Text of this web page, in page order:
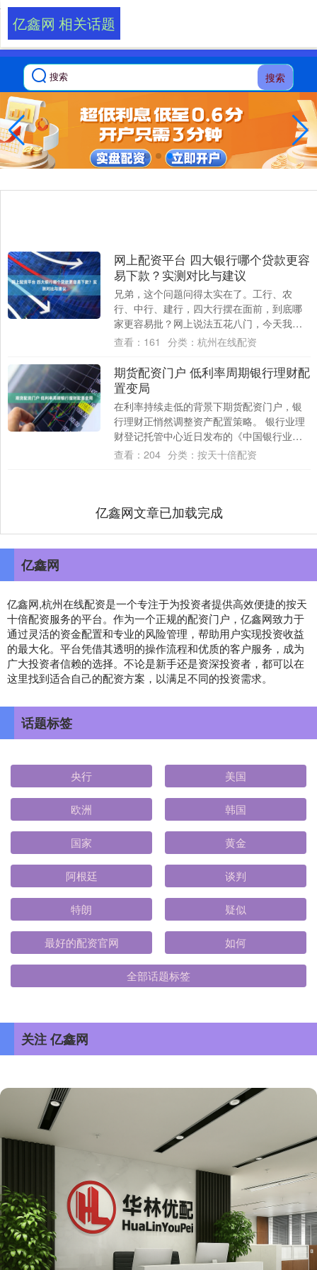
-->
搜索
亿鑫网 相关话题
网上配资平台 四大银行哪个贷款更容
易下款？实测对比与建议
兄弟，这个问题问得太实在了。工行、农
行、中行、建行，四大行摆在面前，到底哪
家更容易批？网上说法五花八门，今天我直
接用最新信息给你掰扯清楚——没有绝对
查看： 161 分类： 杭州在线配资
期货配资门户 低利率周期银行理财配
置变局
在利率持续走低的背景下期货配资门户，银
行理财正悄然调整资产配置策略。 银行业理
财登记托管中心近日发布的《中国银行业理
财市场半年报告（2025年上）》显示，上半
查看： 204 分类： 按天十倍配资
亿鑫网文章已加载完成
亿鑫网
亿鑫网,杭州在线配资是一个专注于为投资者提供高效便捷的按天
十倍配资服务的平台。作为一个正规的配资门户，亿鑫网致力于
通过灵活的资金配置和专业的风险管理，帮助用户实现投资收益
的最大化。平台凭借其透明的操作流程和优质的客户服务，成为
广大投资者信赖的选择。不论是新手还是资深投资者，都可以在
这里找到适合自己的配资方案，以满足不同的投资需求。
话题标签
央行 美国
欧洲 韩国
国家 黄金
阿根廷 谈判
特朗 疑似
最好的配资官网 如何
全部话题标签
关注 亿鑫网